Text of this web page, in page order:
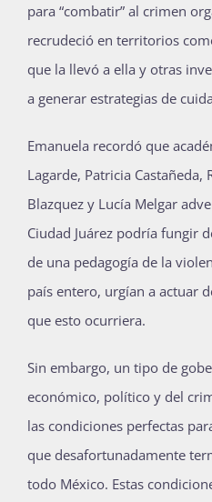
para “combatir” al crimen
recrudeció en territorios
que la llevó a ella y otras
a generar estrategias de
Emanuela recordó que
Lagarde, Patricia Castañeda,
Blazquez y Lucía Melgar
Ciudad Juárez podría fungir
de una pedagogía de la
país entero, urgían a actuar
que esto ocurriera.
Sin embargo, un tipo de
económico, político y del
las condiciones perfectas
que desafortunadamente
todo México. Estas